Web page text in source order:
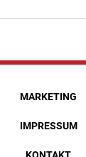
MARKETING
IMPRESSUM